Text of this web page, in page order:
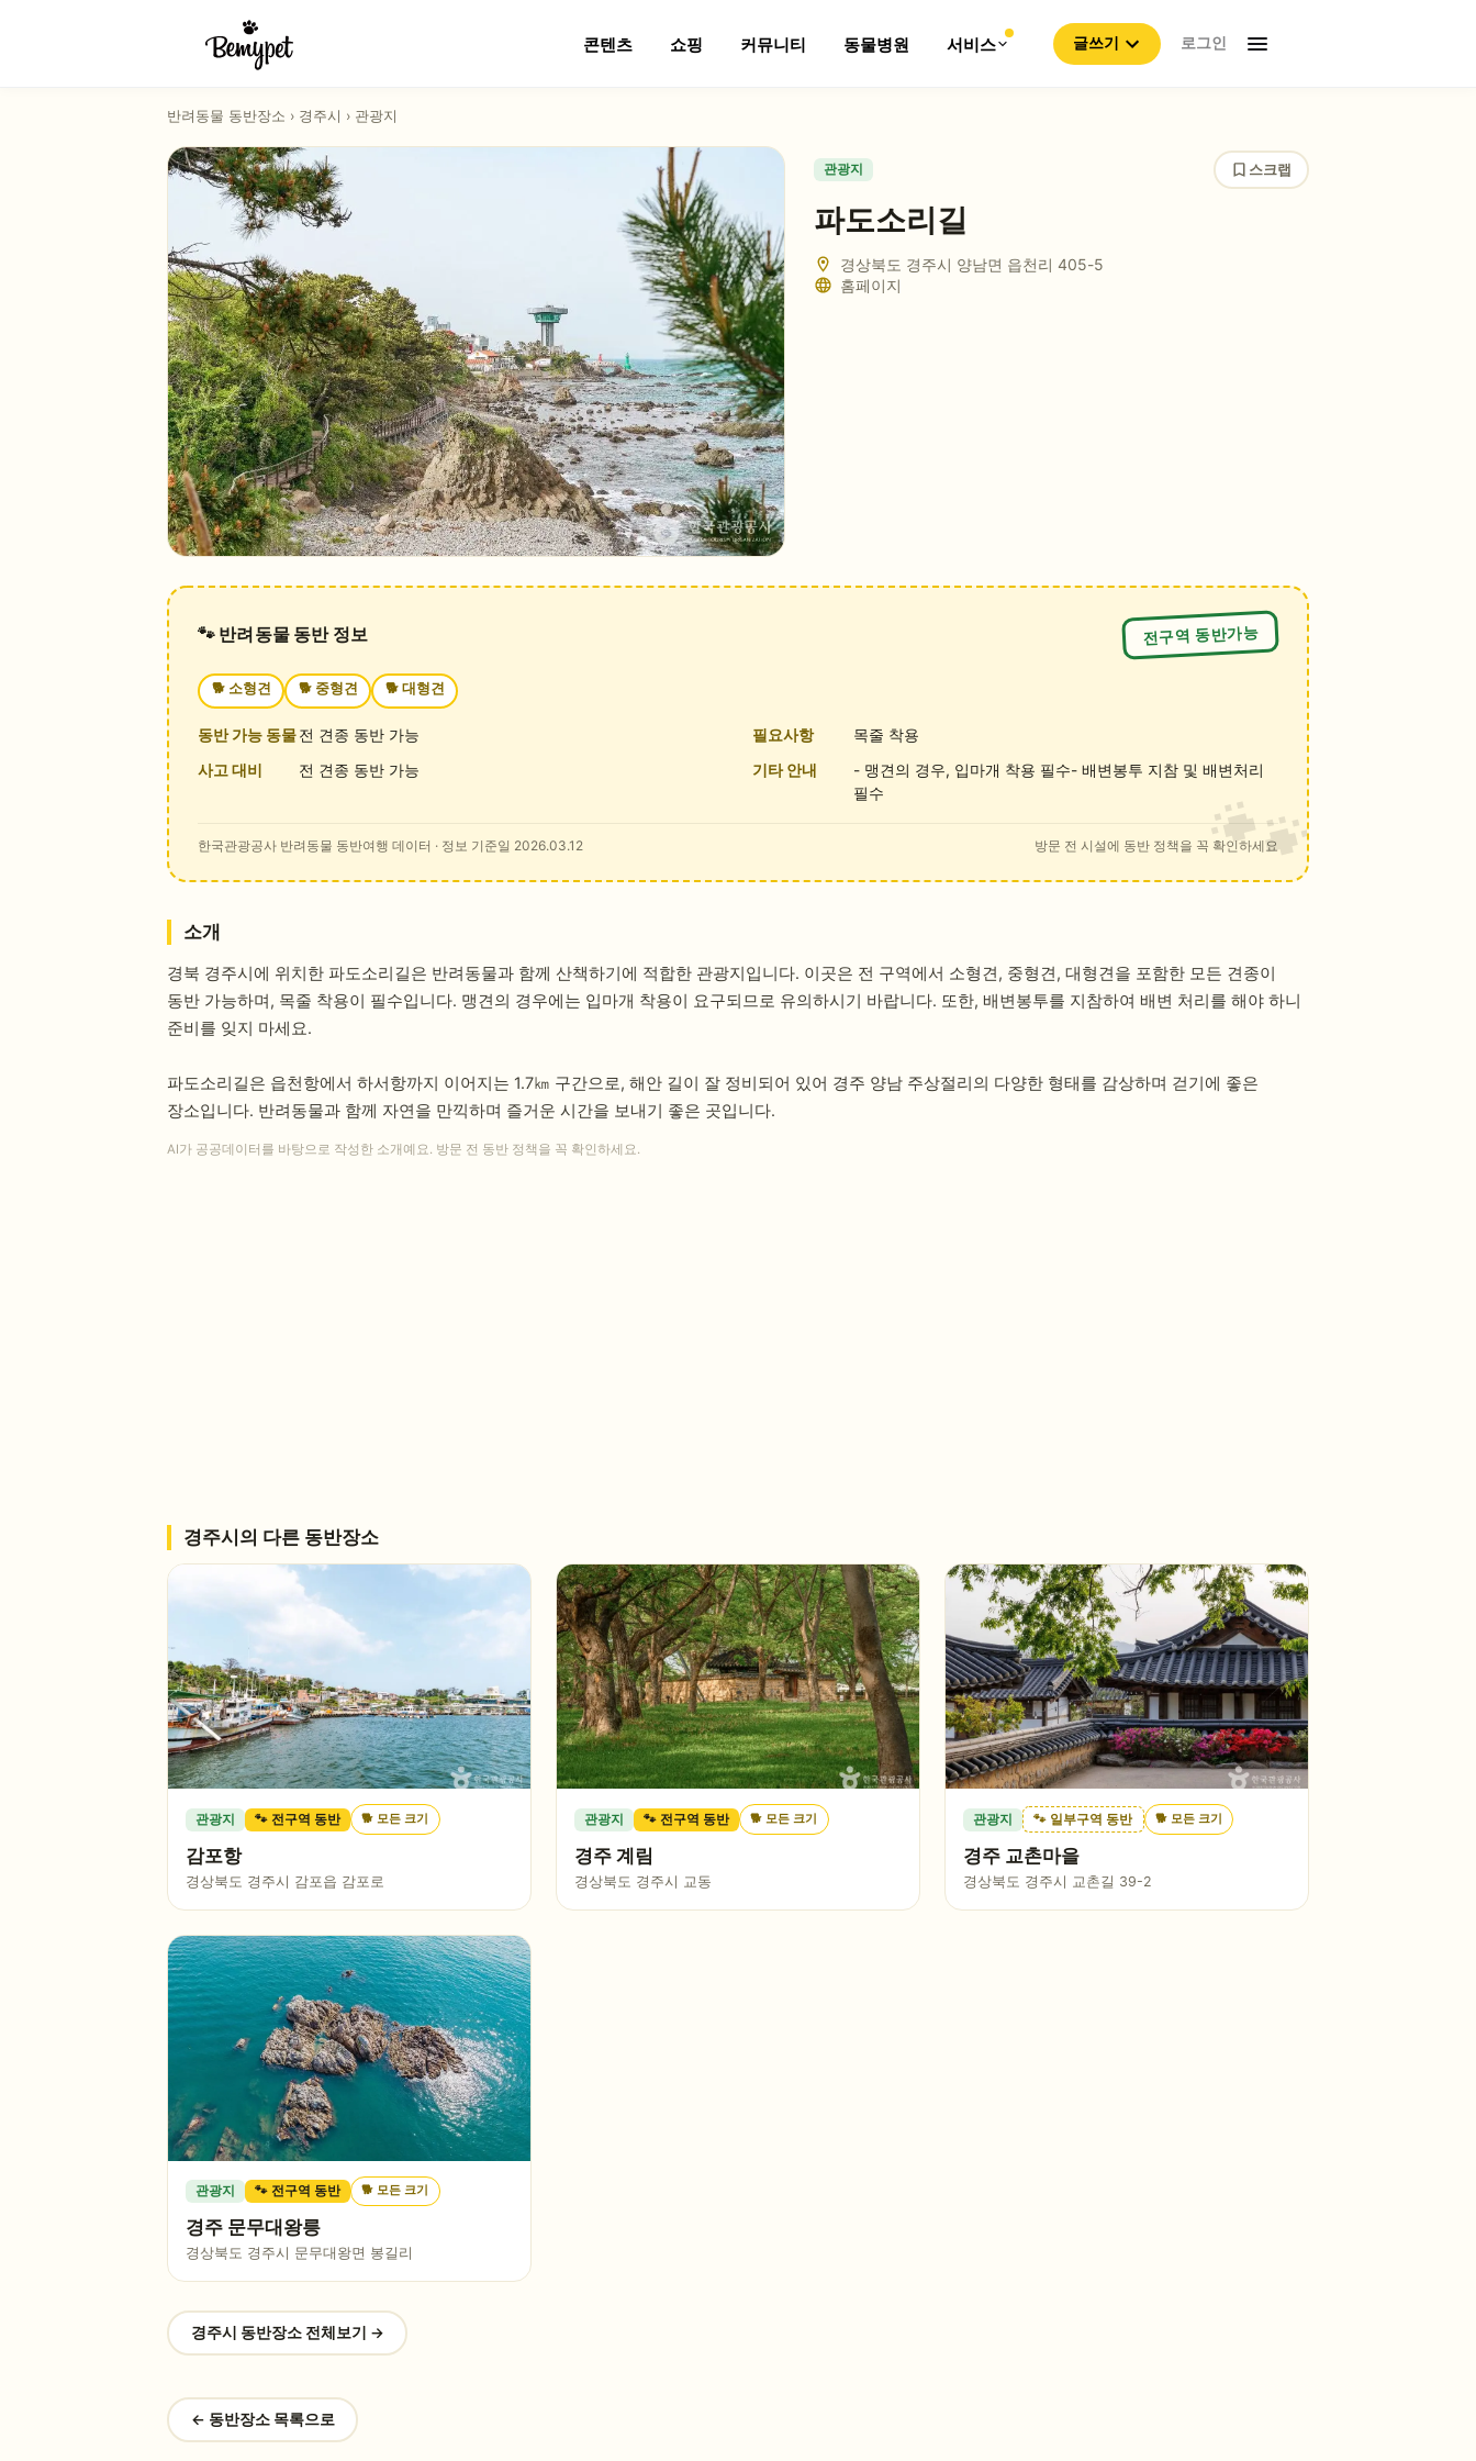
콘텐츠 쇼핑 커뮤니티 동물병원 서비스 글쓰기 로그인
반려동물 동반장소 › 경주시 › 관광지
관광지 스크랩
파도소리길
경상북도 경주시 양남면 읍천리 405-5
홈페이지
🐾 반려동물 동반 정보 전구역 동반가능
🐕 소형견 🐕 중형견 🐕 대형견
동반 가능 동물전 견종 동반 가능 필요사항
목줄 착용
사고 대비
전 견종 동반 가능 기타 안내
- 맹견의 경우, 입마개 착용 필수- 배변봉투 지참 및 배변처리
필수
한국관광공사 반려동물 동반여행 데이터 · 정보 기준일 2026.03.12 방문 전 시설에 동반 정책을 꼭 확인하세요
소개
경북 경주시에 위치한 파도소리길은 반려동물과 함께 산책하기에 적합한 관광지입니다. 이곳은 전 구역에서 소형견, 중형견, 대형견을 포함한 모든 견종이
동반 가능하며, 목줄 착용이 필수입니다. 맹견의 경우에는 입마개 착용이 요구되므로 유의하시기 바랍니다. 또한, 배변봉투를 지참하여 배변 처리를 해야 하니
준비를 잊지 마세요.
파도소리길은 읍천항에서 하서항까지 이어지는 1.7㎞ 구간으로, 해안 길이 잘 정비되어 있어 경주 양남 주상절리의 다양한 형태를 감상하며 걷기에 좋은
장소입니다. 반려동물과 함께 자연을 만끽하며 즐거운 시간을 보내기 좋은 곳입니다.
AI가 공공데이터를 바탕으로 작성한 소개예요. 방문 전 동반 정책을 꼭 확인하세요.
경주시의 다른 동반장소
관광지 🐾 전구역 동반 🐕 모든 크기
감포항
경상북도 경주시 감포읍 감포로
관광지 🐾 전구역 동반 🐕 모든 크기
경주 계림
경상북도 경주시 교동
관광지 🐾 일부구역 동반 🐕 모든 크기
경주 교촌마을
경상북도 경주시 교촌길 39-2
관광지 🐾 전구역 동반 🐕모든 크기
경주 문무대왕릉
경상북도 경주시 문무대왕면 봉길리
경주시 동반장소 전체보기 →
← 동반장소 목록으로